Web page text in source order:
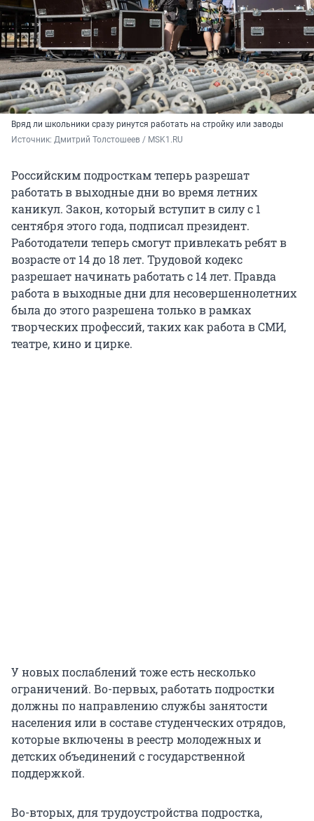
Вряд ли школьники сразу ринутся работать на стройку или заводы
Источник: Дмитрий Толстошеев / MSK1.RU
Российским подросткам теперь разрешат
работать в выходные дни во время летних
каникул. Закон, который вступит в силу с 1
сентября этого года, подписал президент.
Работодатели теперь смогут привлекать ребят в
возрасте от 14 до 18 лет. Трудовой кодекс
разрешает начинать работать с 14 лет. Правда
работа в выходные дни для несовершеннолетних
была до этого разрешена только в рамках
творческих профессий, таких как работа в СМИ,
театре, кино и цирке.
У новых послаблений тоже есть несколько
ограничений. Во-первых, работать подростки
должны по направлению службы занятости
населения или в составе студенческих отрядов,
которые включены в реестр молодежных и
детских объединений с государственной
поддержкой.
Во-вторых, для трудоустройства подростка,